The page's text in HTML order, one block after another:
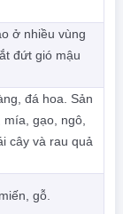
ở nhiều vùng
đứt gió mậu
đá hoa. Sản
gạo, ngô,
cây và rau quả
gỗ.